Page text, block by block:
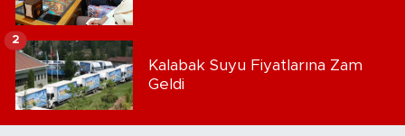
Kalabak Suyu Fiyatlarına Zam
Geldi
2